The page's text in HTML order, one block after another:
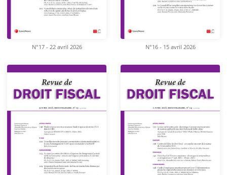
N°17 - 22 avril 2026 N°16 - 15 avril 2026